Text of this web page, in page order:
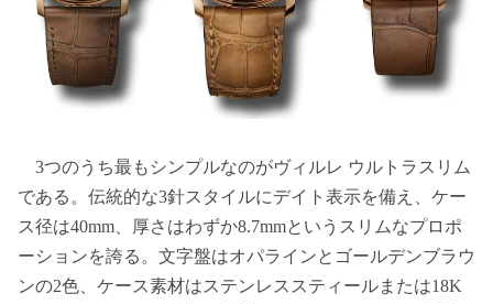
3つのうち最もシンプルなのがヴィルレ ウルトラスリム
である。伝統的な3針スタイルにデイト表示を備え、ケー
ス径は40mm、厚さはわずか8.7mmというスリムなプロポ
ーションを誇る。文字盤はオパラインとゴールデンブラウ
ンの2色、ケース素材はステンレススティールまたは18K